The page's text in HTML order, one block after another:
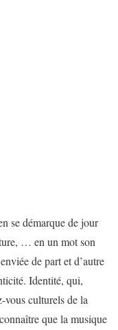
se démarque de jour
… en un mot son
de part et d’autre
Identité, qui,
vous culturels de la
que la musique